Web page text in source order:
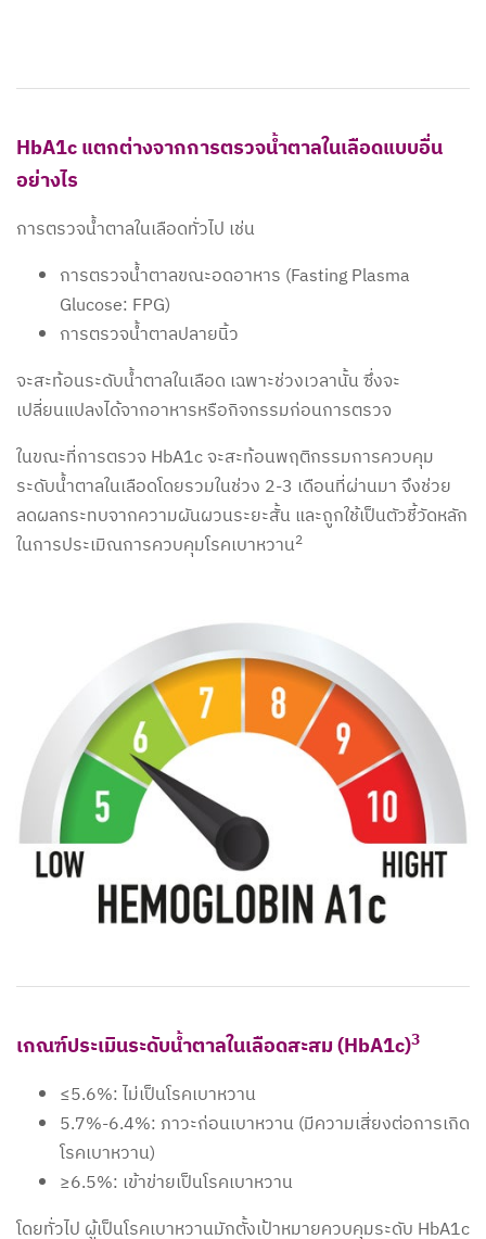
HbA1c แตกต่างจากการตรวจน้ำตาลในเลือดแบบอื่น
อย่างไร
การตรวจน้ำตาลในเลือดทั่วไป เช่น
การตรวจน้ำตาลขณะอดอาหาร (Fasting Plasma
Glucose: FPG)
การตรวจน้ำตาลปลายนิ้ว
จะสะท้อนระดับน้ำตาลในเลือด เฉพาะช่วงเวลานั้น ซึ่งจะ
เปลี่ยนแปลงได้จากอาหารหรือกิจกรรมก่อนการตรวจ
ในขณะที่การตรวจ HbA1c จะสะท้อนพฤติกรรมการควบคุม
ระดับน้ำตาลในเลือดโดยรวมในช่วง 2-3 เดือนที่ผ่านมา จึงช่วย
ลดผลกระทบจากความผันผวนระยะสั้น และถูกใช้เป็นตัวชี้วัดหลัก
ในการประเมิณการควบคุมโรคเบาหวาน2
เกณฑ์ประเมินระดับน้ำตาลในเลือดสะสม (HbA1c)3
≤5.6%: ไม่เป็นโรคเบาหวาน
5.7%-6.4%: ภาวะก่อนเบาหวาน (มีความเสี่ยงต่อการเกิด
โรคเบาหวาน)
≥6.5%: เข้าข่ายเป็นโรคเบาหวาน
โดยทั่วไป ผู้เป็นโรคเบาหวานมักตั้งเป้าหมายควบคุมระดับ HbA1c